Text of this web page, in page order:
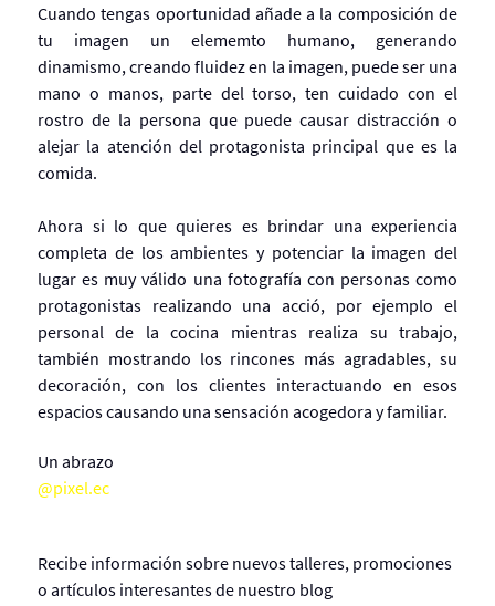
Cuando tengas oportunidad añade a la composición de
tu imagen un elememto humano, generando
dinamismo, creando fluidez en la imagen, puede ser una
mano o manos, parte del torso, ten cuidado con el
rostro de la persona que puede causar distracción o
alejar la atención del protagonista principal que es la
comida.
Ahora si lo que quieres es brindar una experiencia
completa de los ambientes y potenciar la imagen del
lugar es muy válido una fotografía con personas como
protagonistas realizando una acció, por ejemplo el
personal de la cocina mientras realiza su trabajo,
también mostrando los rincones más agradables, su
decoración, con los clientes interactuando en esos
espacios causando una sensación acogedora y familiar.
Un abrazo
@pixel.ec
Recibe información sobre nuevos talleres, promociones
o artículos interesantes de nuestro blog